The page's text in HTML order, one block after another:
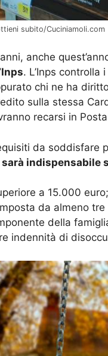
subito/Cuciniamoli.com
anche
. L’Inps
chi ne ha
sulla stessa
recarsi in
da soddisfare
indispensabile
a 15.000 euro;
da almeno tre
della
indennità di